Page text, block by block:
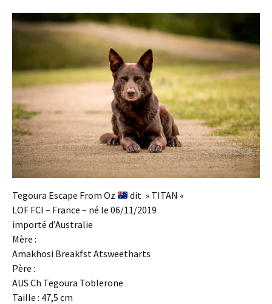
Tegoura Escape From Oz
dit » TITAN «
LOF FCI – France – né le 06/11/2019
importé d’Australie
Mère :
Amakhosi Breakfst Atsweetharts
Père :
AUS Ch Tegoura Toblerone
Taille : 47,5 cm